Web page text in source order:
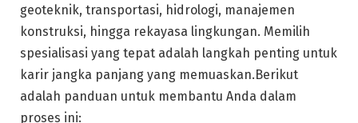
geoteknik, transportasi, hidrologi, manajemen
konstruksi, hingga rekayasa lingkungan. Memilih
spesialisasi yang tepat adalah langkah penting untuk
karir jangka panjang yang memuaskan.Berikut
adalah panduan untuk membantu Anda dalam
proses ini: